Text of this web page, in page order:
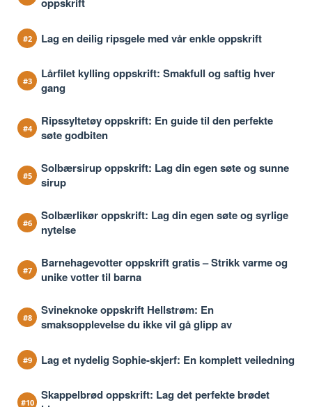
oppskrift
Lag en deilig ripsgele med vår enkle oppskrift
Lårfilet kylling oppskrift: Smakfull og saftig hver
gang
Ripssyltetøy oppskrift: En guide til den perfekte
søte godbiten
Solbærsirup oppskrift: Lag din egen søte og sunne
sirup
Solbærlikør oppskrift: Lag din egen søte og syrlige
nytelse
Barnehagevotter oppskrift gratis – Strikk varme og
unike votter til barna
Svineknoke oppskrift Hellstrøm: En
smaksopplevelse du ikke vil gå glipp av
Lag et nydelig Sophie-skjerf: En komplett veiledning
Skappelbrød oppskrift: Lag det perfekte brødet